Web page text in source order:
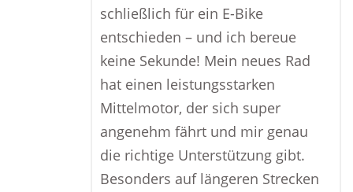
schließlich für ein E-Bike
entschieden – und ich bereue
keine Sekunde! Mein neues Rad
hat einen leistungsstarken
Mittelmotor, der sich super
angenehm fährt und mir genau
die richtige Unterstützung gibt.
Besonders auf längeren Strecken